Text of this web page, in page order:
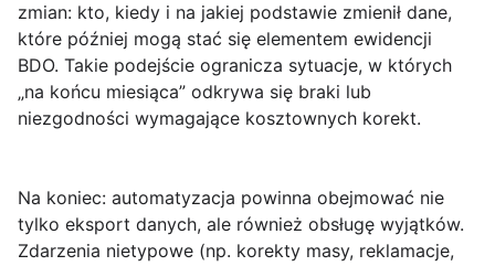
zmian: kto, kiedy i na jakiej podstawie zmienił dane,
które później mogą stać się elementem ewidencji
BDO. Takie podejście ogranicza sytuacje, w których
„na końcu miesiąca” odkrywa się braki lub
niezgodności wymagające kosztownych korekt.
Na koniec: automatyzacja powinna obejmować nie
tylko eksport danych, ale również obsługę wyjątków.
Zdarzenia nietypowe (np. korekty masy, reklamacje,